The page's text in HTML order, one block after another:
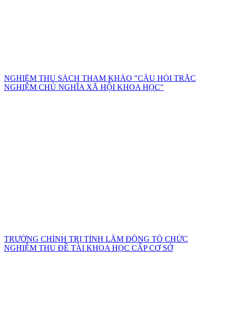
NGHIỆM THU SÁCH THAM KHẢO "CÂU HỎI TRẮC
NGHIỆM CHỦ NGHĨA XÃ HỘI KHOA HỌC"
TRƯỜNG CHÍNH TRỊ TỈNH LÂM ĐỒNG TỔ CHỨC
NGHIỆM THU ĐỀ TÀI KHOA HỌC CẤP CƠ SỞ